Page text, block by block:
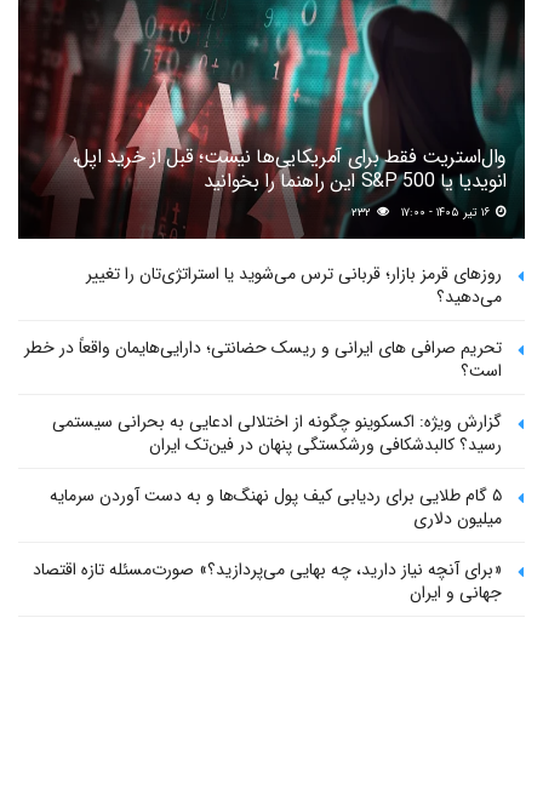
وال‌استریت فقط برای آمریکایی‌ها نیست؛ قبل از خرید اپل،
انویدیا یا S&P 500 این راهنما را بخوانید
۲۳۲
روزهای قرمز بازار؛ قربانی ترس می‌شوید یا استراتژی‌تان را تغییر
می‌دهید؟
تحریم صرافی های ایرانی و ریسک حضانتی؛ دارایی‌هایمان واقعاً در خطر
است؟
گزارش ویژه: اکسکوینو چگونه از اختلالی ادعایی به بحرانی سیستمی
رسید؟ کالبدشکافی ورشکستگی پنهان در فین‌تک ایران
۵ گام طلایی برای ردیابی کیف پول‌ نهنگ‌ها و به دست آوردن سرمایه
میلیون دلاری
«برای آنچه نیاز دارید، چه بهایی می‌پردازید؟» صورت‌مسئله تازه اقتصاد
جهانی و ایران